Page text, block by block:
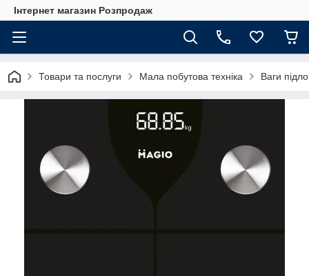
Інтернет магазин Розпродаж
Товари та послуги Мала побутова техніка Ваги